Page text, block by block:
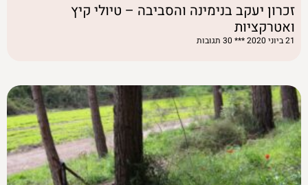
זכרון יעקב בנימינה והסביבה – טיולי קיץ
ואטרקציות
21 ביוני 2020